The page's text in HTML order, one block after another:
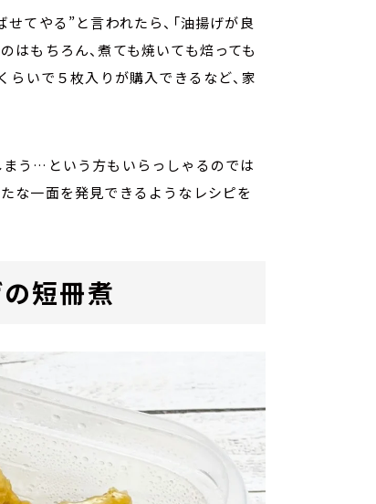
てやる”と言われたら、「油揚げが良
はもちろん、煮ても焼いても焙っても
らいで５枚入りが購入できるなど、家
まう…という方もいらっしゃるのでは
な一面を発見できるようなレシピを
短冊煮